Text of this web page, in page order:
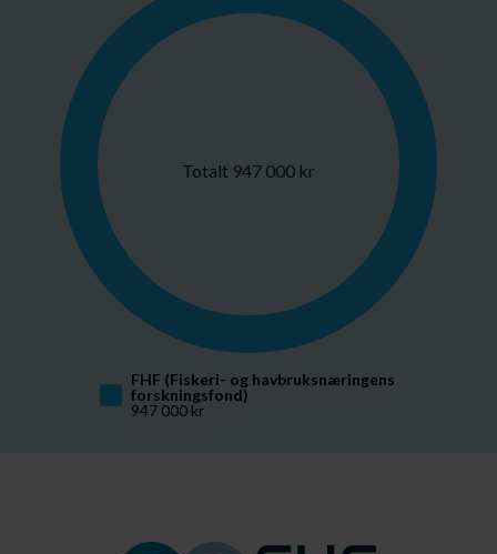
Totalt 947 000 kr
FHF (Fiskeri- og havbruksnæringens
forskningsfond)
947 000 kr